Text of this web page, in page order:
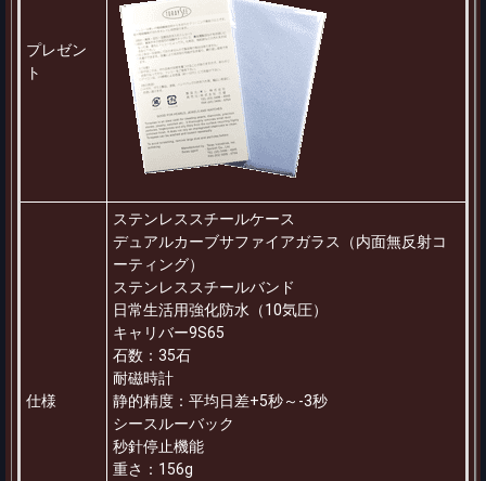
プレゼン
ト
仕様
ステンレススチールケース
デュアルカーブサファイアガラス（内面無反射コ
ーティング）
ステンレススチールバンド
日常生活用強化防水（10気圧）
キャリバー9S65
石数：35石
耐磁時計
静的精度：平均日差+5秒～-3秒
シースルーバック
秒針停止機能
重さ：156g